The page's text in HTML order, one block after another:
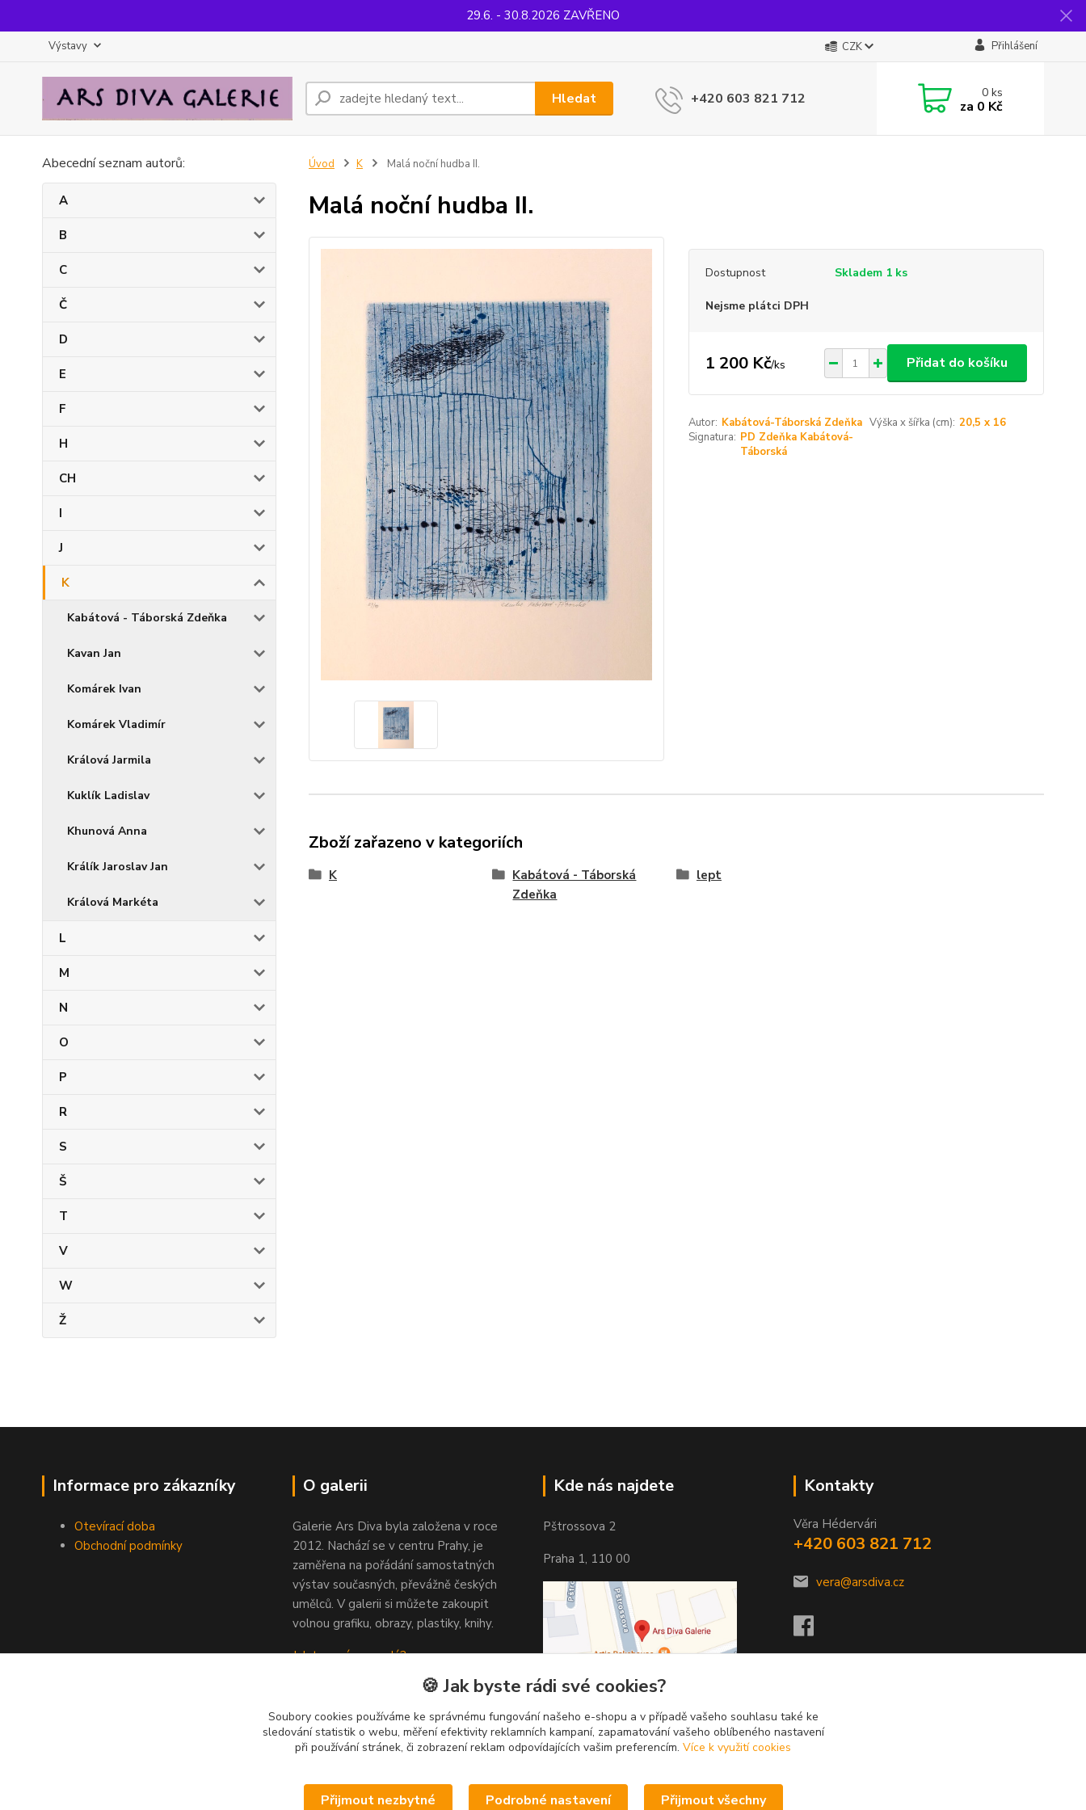
29.6. - 30.8.2026 ZAVŘENO
Výstavy CZK Přihlášení
Hledat +420 603 821 712 0ks
za 0 Kč
Abecední seznam autorů:
A
B
C
Č
D
E
F
H
CH
I
J
K
Kabátová - Táborská Zdeňka
Kavan Jan
Komárek Ivan
Komárek Vladimír
Králová Jarmila
Kuklík Ladislav
Khunová Anna
Králík Jaroslav Jan
Králová Markéta
L
M
N
O
P
R
S
Š
T
V
W
Ž
Úvod K Malá noční hudba II.
Malá noční hudba II.
Dostupnost Skladem 1 ks
Nejsme plátci DPH
1 200 Kč/ks Přidat do košíku
Autor: Kabátová-Táborská Zdeňka Výška x šířka (cm): 20,5 x 16
Signatura: PD Zdeňka Kabátová-
Táborská
Zboží zařazeno v kategoriích
K
Kabátová - Táborská
Zdeňka
lept
Informace pro zákazníky
Otevírací doba
Obchodní podmínky
O galerii
Galerie Ars Diva byla založena v roce
2012. Nachází se v centru Prahy, je
zaměřena na pořádání samostatných
výstav současných, převážně českých
umělců. V galerii si můžete zakoupit
volnou grafiku, obrazy, plastiky, knihy.
Jak to u nás vypadá?
Kde nás najdete
Pštrossova 2
Praha 1, 110 00
Kontakty
Věra Hédervári
+420 603 821 712
vera@arsdiva.cz
🍪 Jak byste rádi své cookies?
Soubory cookies používáme ke správnému fungování našeho e-shopu a v případě vašeho souhlasu také ke
sledování statistik o webu, měření efektivity reklamních kampaní, zapamatování vašeho oblíbeného nastavení
při používání stránek, či zobrazení reklam odpovídajících vašim preferencím. Více k využití cookies
Přijmout nezbytné Podrobné nastavení Přijmout všechny